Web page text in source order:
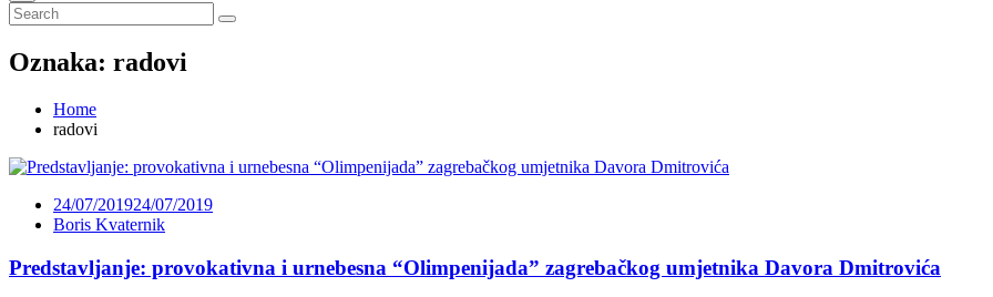
Oznaka: radovi
Home
radovi
24/07/201924/07/2019
Boris Kvaternik
Predstavljanje: provokativna i urnebesna “Olimpenijada” zagrebačkog umjetnika Davora Dmitrovića